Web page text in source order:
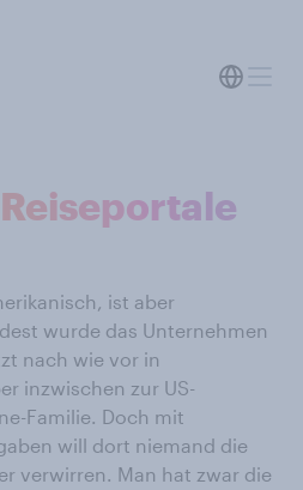
ist aber
wurde das Unternehmen
nach wie vor in
inzwischen zur US-
Familie. Doch mit
will dort niemand die
verwirren. Man hat zwar die